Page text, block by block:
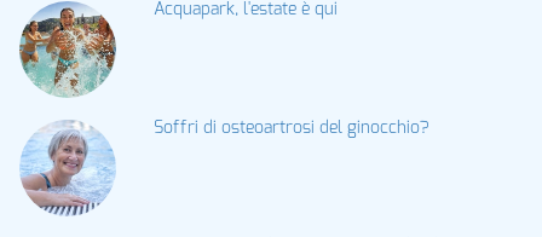
Acquapark, l'estate è qui
Soffri di osteoartrosi del ginocchio?